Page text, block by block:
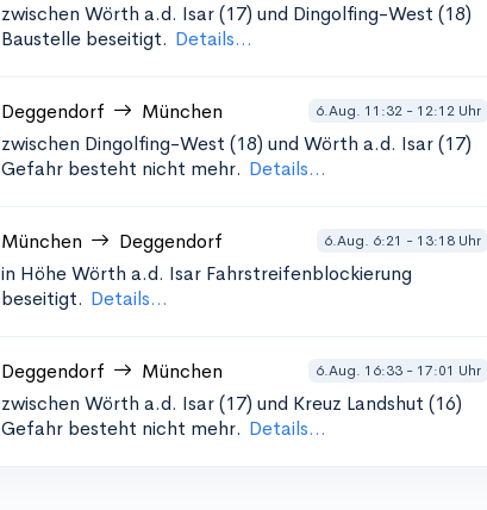
zwischen Wörth a.d. Isar (17) und Dingolfing-West (18)
Baustelle beseitigt. Details...
Deggendorf München 6.Aug. 11:32 - 12:12 Uhr
zwischen Dingolfing-West (18) und Wörth a.d. Isar (17)
Gefahr besteht nicht mehr. Details...
München Deggendorf 6.Aug. 6:21 - 13:18 Uhr
in Höhe Wörth a.d. Isar Fahrstreifenblockierung
beseitigt. Details...
Deggendorf München 6.Aug. 16:33 - 17:01 Uhr
zwischen Wörth a.d. Isar (17) und Kreuz Landshut (16)
Gefahr besteht nicht mehr. Details...